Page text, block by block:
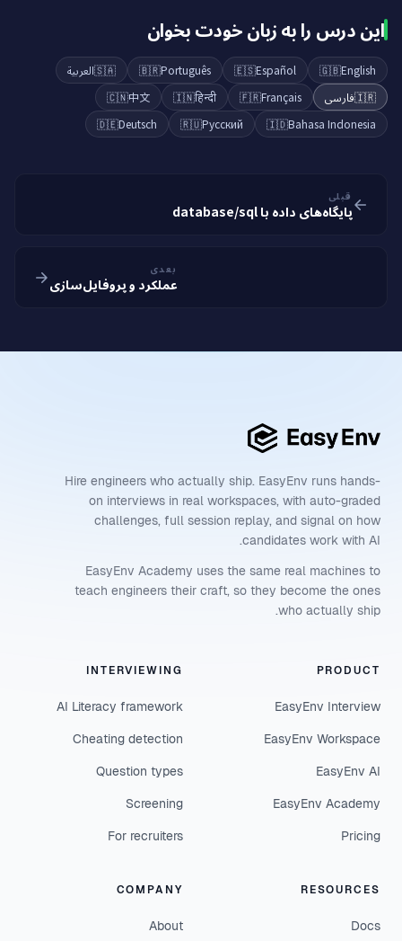
این درس را به زبان خودت بخوان
🇬🇧English
🇪🇸Español
🇧🇷Português
🇸🇦العربية
🇮🇷فارسی 🇫🇷Français
🇮🇳हिन्दी
🇨🇳中文
🇮🇩Bahasa Indonesia
🇷🇺Русский
🇩🇪Deutsch
قبلی
پایگاه‌های داده با database/sql
بعدی
عملکرد و پروفایل‌سازی
Hire engineers who actually ship. EasyEnv runs hands-
on interviews in real workspaces, with auto-graded
challenges, full session replay, and signal on how
candidates work with AI.
EasyEnv Academy uses the same real machines to
teach engineers their craft, so they become the ones
who actually ship.
PRODUCT
EasyEnv Interview
EasyEnv Workspace
EasyEnv AI
EasyEnv Academy
Pricing
INTERVIEWING
AI Literacy framework
Cheating detection
Question types
Screening
For recruiters
RESOURCES
Docs
COMPANY
About